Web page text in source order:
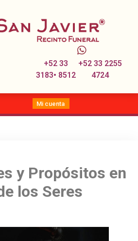
+52 33
3183• 8512
+52 33 2255
4724
Mi cuenta
y Propósitos en
los Seres